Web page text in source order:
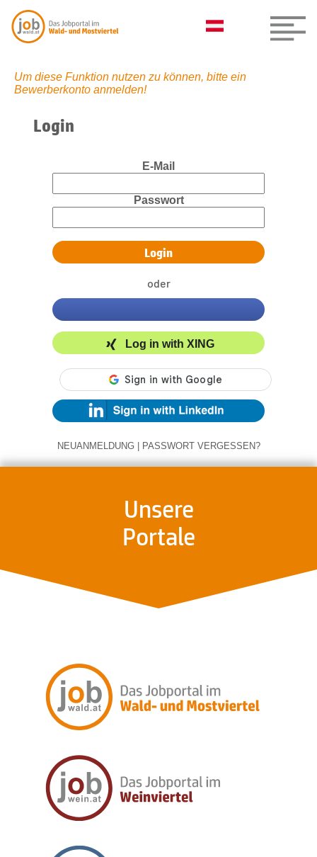
Um diese Funktion nutzen zu können, bitte ein
Bewerberkonto anmelden!
Login
E-Mail
Passwort
oder
Log in with XING
NEUANMELDUNG | PASSWORT VERGESSEN?
Unsere
Portale